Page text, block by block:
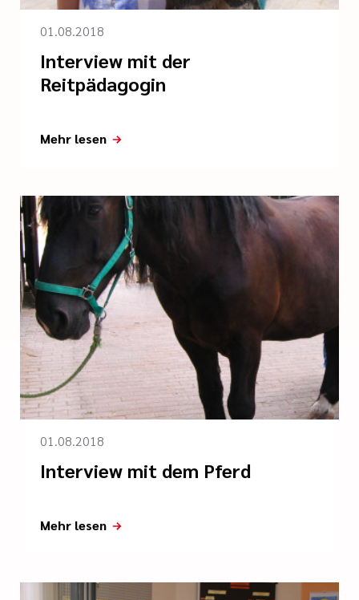
01.08.2018
Interview mit der
Reitpädagogin
Mehr lesen
01.08.2018
Interview mit dem Pferd
Mehr lesen